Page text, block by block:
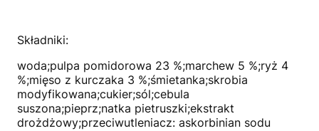
Składniki:
woda;pulpa pomidorowa 23 %;marchew 5 %;ryż 4
%;mięso z kurczaka 3 %;śmietanka;skrobia
modyfikowana;cukier;sól;cebula
suszona;pieprz;natka pietruszki;ekstrakt
drożdżowy;przeciwutleniacz: askorbinian sodu